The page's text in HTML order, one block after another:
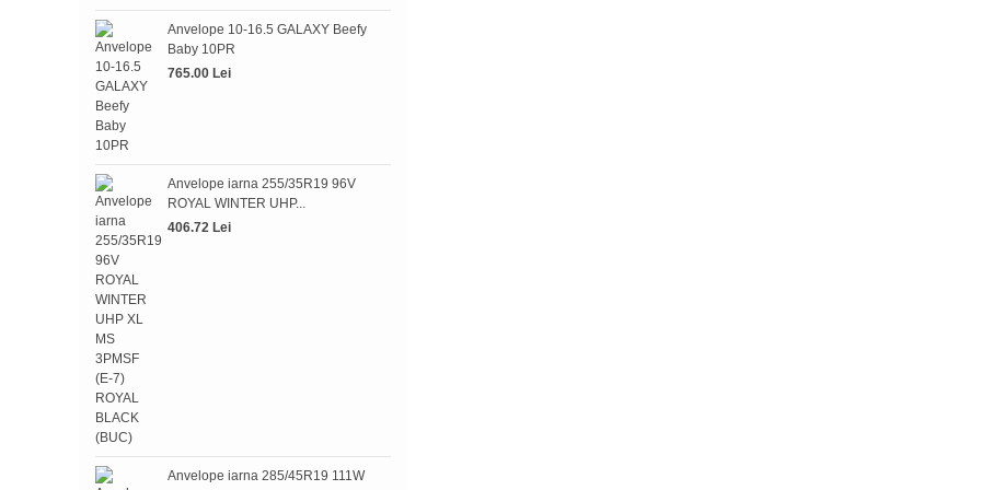
Anvelope 10-16.5 GALAXY Beefy
Baby 10PR
765.00 Lei
Anvelope iarna 255/35R19 96V
ROYAL WINTER UHP...
406.72 Lei
Anvelope iarna 285/45R19 111W